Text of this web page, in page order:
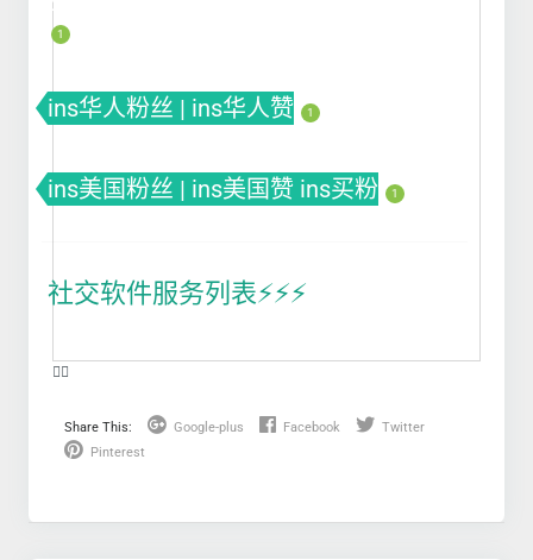
Poll
1
ins华人粉丝 | ins华人赞 1
ins美国粉丝 | ins美国赞 ins买粉 1
社交软件服务列表⚡️⚡️⚡️
❤️‍🔥
Share This: Google-plus Facebook
Twitter
Pinterest